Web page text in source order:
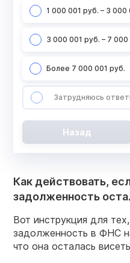
1 000 001 руб. – 3 000
3 000 001 руб. – 7
Более 7 000 001 руб.
Затрудняюсь
Назад
Как действовать,
задолженность
Вот инструкция для
задолженность в ФНС
что она осталась